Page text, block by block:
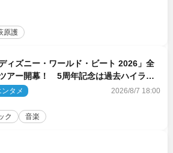
原護
ィズニー・ワールド・ビート 2026」全
アー開幕！ 5周年記念は過去ハイライ
クルーズ旅を大満喫！【潜入レポート】
ンタメ 2026/8/7 18:00
ク 音楽